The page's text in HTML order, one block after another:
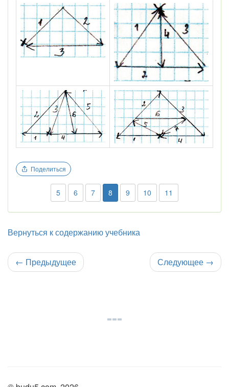
Поделиться
5 6 7 8 9 10 11
Вернуться к содержанию учебника
← Предыдущее Следующее →